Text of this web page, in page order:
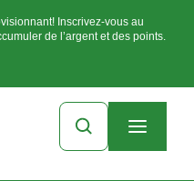
Inscrivez-vous au
de l’argent et des points.